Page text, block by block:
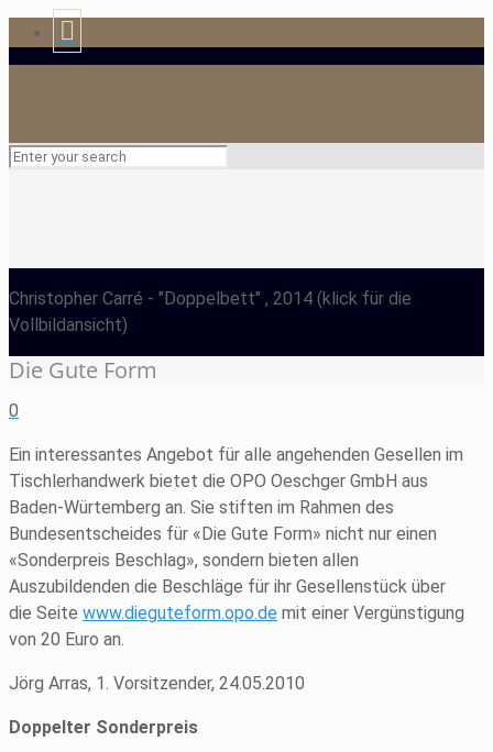
Christopher Carré - "Doppelbett" , 2014 (klick für die
Vollbildansicht)
Die Gute Form
0
Ein interessantes Angebot für alle angehenden Gesellen im
Tischlerhandwerk bietet die OPO Oeschger GmbH aus
Baden-Würtemberg an. Sie stiften im Rahmen des
Bundesentscheides für «Die Gute Form» nicht nur einen
«Sonderpreis Beschlag», sondern bieten allen
Auszubildenden die Beschläge für ihr Gesellenstück über
die Seite www.dieguteform.opo.de mit einer Vergünstigung
von 20 Euro an.
Jörg Arras, 1. Vorsitzender, 24.05.2010
Doppelter Sonderpreis